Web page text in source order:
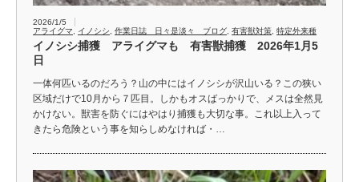
2026/1/5
アライグマ
イノシシ 作業日誌 日々是淡々 ブログ 有害獣対策 特定外来種
イノシシ捕獲 アライグマも 有害獣捕獲 2026年1月5
日
一体何匹いるのだろう？山の中にはイノシシが沢山いる？この狭い
区域だけで10月から７匹目。しかもオスばっかりで、メスは全然見
かけない。獣害を防ぐにはやはり捕獲も大切な事。これ以上入って
きたら危険という事を知らしめなければ・…